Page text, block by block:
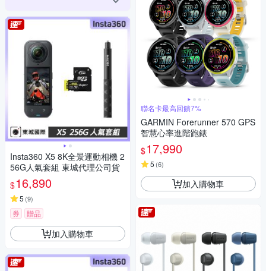
Insta360 X5 8K全景運動相機 2
56G人氣套組 東城代理公司貨
$16,890
5 (9)
券 贈品
加入購物車
聯名卡最高回饋7%
GARMIN Forerunner 570 GPS
智慧心率進階跑錶
$17,990
5 (6)
加入購物車